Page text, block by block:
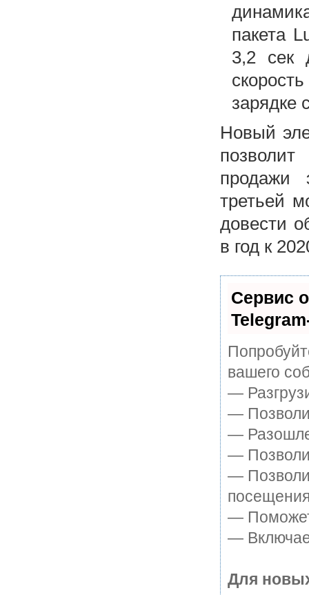
пакета
3,2 сек
зарядке
Новый
продажи
третьей
довести
в год к
Сервис
вашего
—
—
—
—
—
— Поможет
—
Для